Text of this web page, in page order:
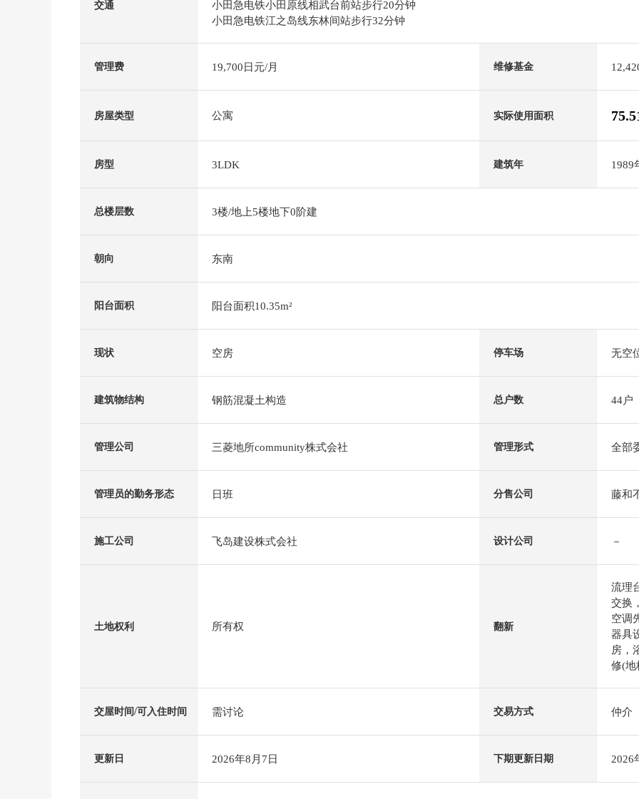
交通
小田急电铁小田原线相武台前站步行20分钟
小田急电铁江之岛线东林间站步行32分钟
管理费 19,700日元/月 维修基金
房屋类型 公寓 实际使用面积
房型 3LDK 建筑年 1989
总楼层数 3楼/地上5楼地下0阶建
朝向 东南
阳台面积 阳台面积10.35m²
现状 空房 停车场 无空
建筑物结构 钢筋混凝土构造 总户数 44户
管理公司 三菱地所community株式会社 管理形式 全部
管理员的勤务形态 日班 分售公司 藤和
施工公司 飞岛建设株式会社 设计公司 －
土地权利 所有权 翻新
流理
交换
空调
器具
房，
修(地
交屋时间/可入住时间 需讨论 交易方式 仲介
更新日 2026年8月7日 下期更新日期 2026